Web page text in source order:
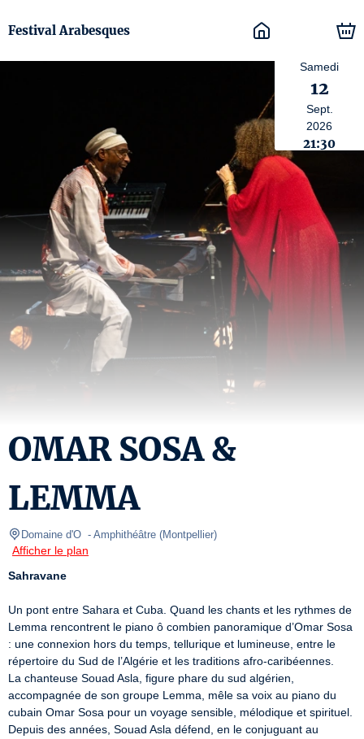
Festival Arabesques
Samedi
12
Sept.
2026
21:30
OMAR SOSA &
LEMMA
Domaine d'O - Amphithéâtre (Montpellier)
Afficher le plan
Sahravane
Un pont entre Sahara et Cuba. Quand les chants et les rythmes de
Lemma rencontrent le piano ô combien panoramique d’Omar Sosa
: une connexion hors du temps, tellurique et lumineuse, entre le
répertoire du Sud de l’Algérie et les traditions afro-caribéennes.
La chanteuse Souad Asla, figure phare du sud algérien,
accompagnée de son groupe Lemma, mêle sa voix au piano du
cubain Omar Sosa pour un voyage sensible, mélodique et spirituel.
Depuis des années, Souad Asla défend, en le conjuguant au